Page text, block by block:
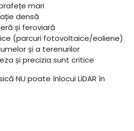
mari
densă
și feroviară
(parcuri fotovoltaice/eoliene)
și a terenurilor
și precizia sunt critice
NU poate înlocui LiDAR în